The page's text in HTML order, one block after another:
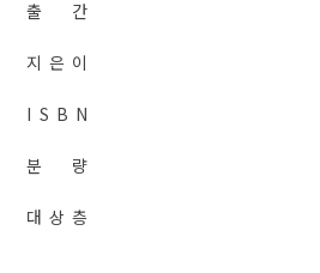
출 간
지 은 이
I S B N
분 량
대 상 층